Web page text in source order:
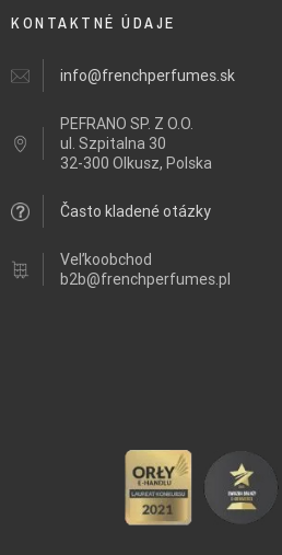
KONTAKTNÉ ÚDAJE
info@frenchperfumes.sk
PEFRANO SP. Z O.O.
ul. Szpitalna 30
32-300 Olkusz, Polska
Často kladené otázky
Veľkoobchod
b2b@frenchperfumes.pl